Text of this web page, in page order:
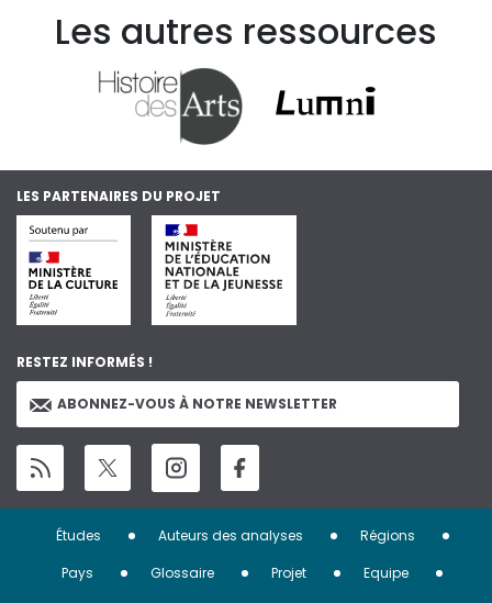
Les autres ressources
LES PARTENAIRES DU PROJET
RESTEZ INFORMÉS !
ABONNEZ-VOUS À NOTRE NEWSLETTER
Menu
Pied
Études Auteurs des analyses
Régions
Pays
Glossaire Projet
Equipe